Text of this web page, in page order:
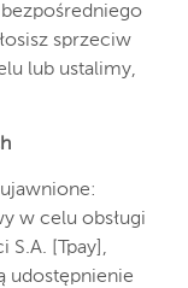
sprzeciw
lub ustalimy,
w celu obsługi
S.A. [Tpay],
udostępnienie